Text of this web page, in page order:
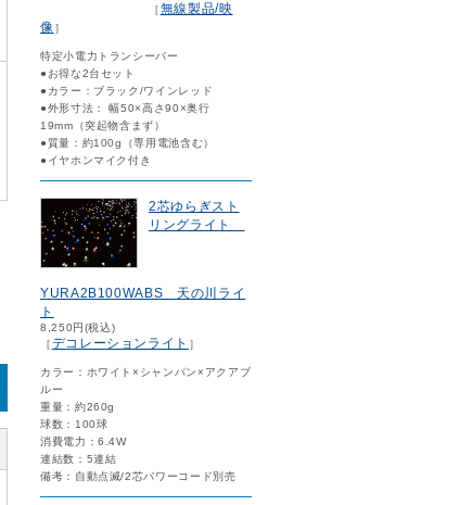
［無線製品/映
像］
特定小電力トランシーバー
●お得な2台セット
●カラー：ブラック/ワインレッド
●外形寸法： 幅50×高さ90×奥行
19mm（突起物含まず）
●質量：約100g（専用電池含む）
●イヤホンマイク付き
2芯ゆらぎスト
リングライト
YURA2B100WABS 天の川ライ
ト
8,250円(税込)
［デコレーションライト ］
カラー：ホワイト×シャンパン×アクアブ
ルー
重量：約260g
球数：100球
消費電力：6.4W
連結数：5連結
備考：自動点滅/2芯パワーコード別売